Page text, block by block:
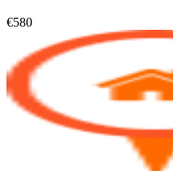
€580